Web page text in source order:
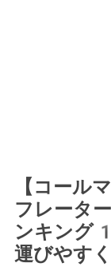
【コール
フレータ
ンキング
運びやす